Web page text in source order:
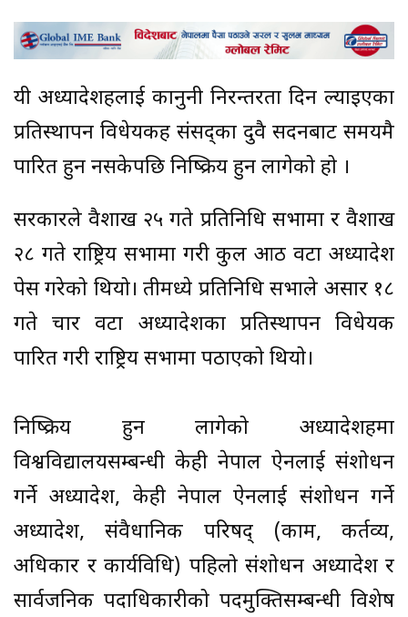
यी अध्यादेशहरूलाई कानुनी निरन्तरता दिन ल्याइएका
प्रतिस्थापन विधेयकहरू संसद्का दुवै सदनबाट समयमै
पारित हुन नसकेपछि निष्क्रिय हुन लागेको हो ।
सरकारले वैशाख २५ गते प्रतिनिधि सभामा र वैशाख
२८ गते राष्ट्रिय सभामा गरी कुल आठ वटा अध्यादेश
पेस गरेको थियो। तीमध्ये प्रतिनिधि सभाले असार १८
गते चार वटा अध्यादेशका प्रतिस्थापन विधेयक
पारित गरी राष्ट्रिय सभामा पठाएको थियो।
निष्क्रिय हुन लागेको अध्यादेशहरूमा
विश्वविद्यालयसम्बन्धी केही नेपाल ऐनलाई संशोधन
गर्ने अध्यादेश, केही नेपाल ऐनलाई संशोधन गर्ने
अध्यादेश, संवैधानिक परिषद् (काम, कर्तव्य,
अधिकार र कार्यविधि) पहिलो संशोधन अध्यादेश र
सार्वजनिक पदाधिकारीको पदमुक्तिसम्बन्धी विशेष